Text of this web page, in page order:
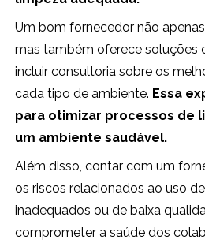
Um bom fornecedor não
mas também oferece soluções
incluir consultoria sobre os
cada tipo de ambiente. Essa
para otimizar processos de
um ambiente saudável.
Além disso, contar com um
os riscos relacionados ao uso
inadequados ou de baixa
comprometer a saúde dos